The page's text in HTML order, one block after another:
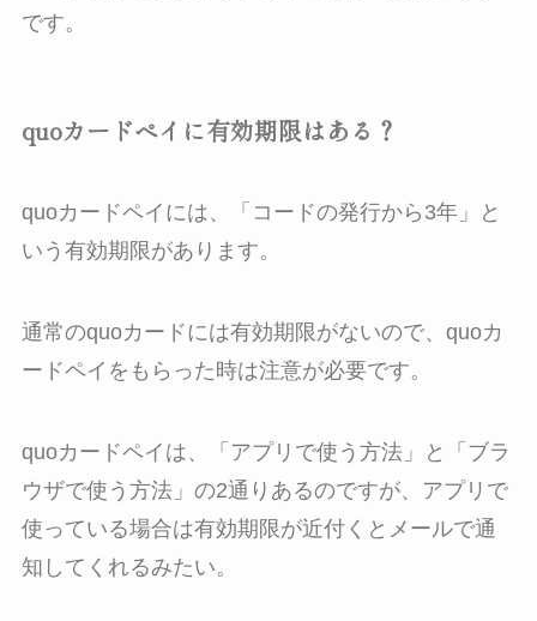
です。
quoカードペイに有効期限はある？
quoカードペイには、「コードの発行から3年」と
いう有効期限があります。
通常のquoカードには有効期限がないので、quoカ
ードペイをもらった時は注意が必要です。
quoカードペイは、「アプリで使う方法」と「ブラ
ウザで使う方法」の2通りあるのですが、アプリで
使っている場合は有効期限が近付くとメールで通
知してくれるみたい。